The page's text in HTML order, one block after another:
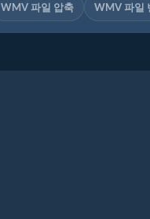
WMV 파일 압축 WMV 파일